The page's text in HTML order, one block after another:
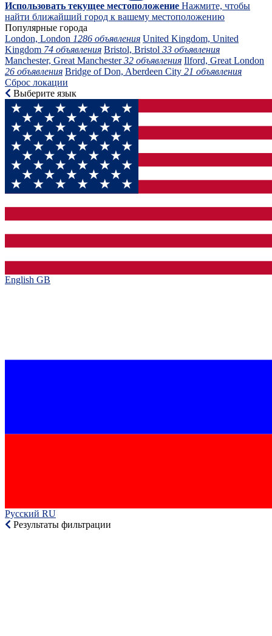
Использовать текущее местоположение Нажмите, чтобы
найти ближайший город к вашему местоположению
Популярные города
London, London 1286 объявления United Kingdom, United
Kingdom 74 объявления Bristol, Bristol 33 объявления
Manchester, Great Manchester32 объявления Ilford, Great London
26 объявления Bridge of Don, Aberdeen City 21 объявления
Сброс локации
Выберите язык
English GB‎
Русский RU‎
Результаты фильтрации